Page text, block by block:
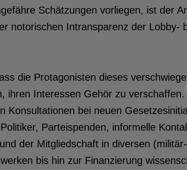
Schätzungen vorliegen, ist der
notorischen Intransparenz der Lobby-
die Protagonisten dieses
ihren Interessen Gehör zu verschaffen.
Konsultationen bei neuen
Parteispenden, informelle
der Mitgliedschaft in diversen
bis hin zur Finanzierung